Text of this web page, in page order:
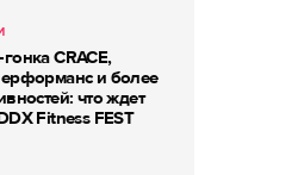
CRACE,
и более
что ждет
Fitness FEST